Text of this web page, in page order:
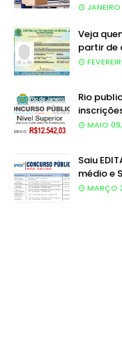
Veja
partir de
Rio
MAIO
Saiu
médio e
MARÇO